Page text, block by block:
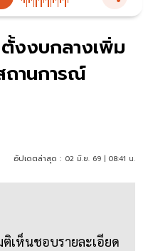
งงบกลางเพิ่ม
ถานการณ์
อัปเดตล่าสุด : 02 มิ.ย. 69 | 08:41 น.
เห็นชอบรายละเอียด